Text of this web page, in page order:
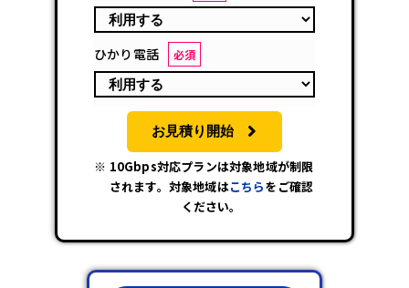
ひかり電話 必須
お見積り開始
10Gbps対応プランは対象地域が制限
されます。対象地域はこちらをご確認
ください。